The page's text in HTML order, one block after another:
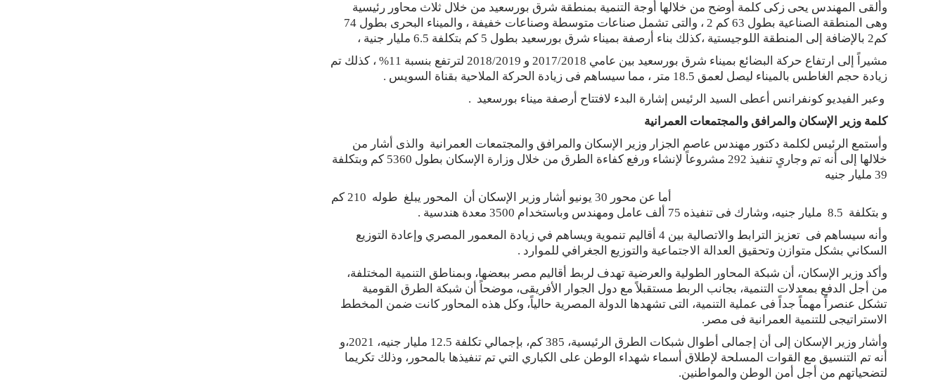
وألقى المهندس يحى زكى كلمة أوضح من خلالها أوجة التنمية بمنطقة شرق بورسعيد من خلال ثلاث محاور رئيسية
وهى المنطقة الصناعية بطول 63 كم 2 ، والتى تشمل صناعات متوسطة وصناعات خفيفة ، والميناء البحرى بطول 74
كم2 بالإضافة إلى المنطقة اللوجيستية ،كذلك بناء أرصفة بميناء شرق بورسعيد بطول 5 كم بتكلفة 6.5 مليار جنية ،
مشيراً إلى ارتفاع حركة البضائع بميناء شرق بورسعيد بين عامي 2017/2018 و 2018/2019 لترتفع بنسبة 11% ، كذلك تم
زيادة حجم الغاطس بالميناء ليصل لعمق 18.5 متر ، مما سيساهم فى زيادة الحركة الملاحية بقناة السويس .
وعبر الفيديو كونفرانس أعطى السيد الرئيس إشارة البدء لافتتاح أرصفة ميناء بورسعيد .
كلمة وزير الإسكان والمرافق والمجتمعات العمرانية
وأستمع الرئيس لكلمة دكتور مهندس عاصم الجزار وزير الإسكان والمرافق والمجتمعات العمرانية والذى أشار من
خلالها إلى أنه تم وجارىٍ تنفيذ 292 مشروعاً لإنشاء ورفع كفاءة الطرق من خلال وزارة الإسكان بطول 5360 كم وبتكلفة
39 مليار جنيه
أما عن محور 30 يونيو أشار وزير الإسكان أن المحور يبلغ طوله 210 كم
و بتكلفة 8.5 مليار جنيه، وشارك فى تنفيذه 75 ألف عامل ومهندس وباستخدام 3500 معدة هندسية .
وأنه سيساهم فى تعزيز الترابط والاتصالية بين 4 أقاليم تنموية ويساهم في زيادة المعمور المصري وإعادة التوزيع
السكاني بشكل متوازن وتحقيق العدالة الاجتماعية والتوزيع الجغرافي للموارد .
وأكد وزير الإسكان، أن شبكة المحاور الطولية والعرضية تهدف لربط أقاليم مصر ببعضها، وبمناطق التنمية المختلفة،
من أجل الدفع بمعدلات التنمية، بجانب الربط مستقبلاً مع دول الجوار الأفريقى، موضحاً أن شبكة الطرق القومية
تشكل عنصراً مهماً جداً فى عملية التنمية، التى تشهدها الدولة المصرية حالياً، وكل هذه المحاور كانت ضمن المخطط
الاستراتيجى للتنمية العمرانية فى مصر.
وأشار وزير الإسكان إلى أن إجمالى أطوال شبكات الطرق الرئيسية، 385 كم، بإجمالي تكلفة 12.5 مليار جنيه، 2021،و
أنه تم التنسيق مع القوات المسلحة لإطلاق أسماء شهداء الوطن على الكباري التي تم تنفيذها بالمحور، وذلك تكريما
لتضحياتهم من أجل أمن الوطن والمواطنين.